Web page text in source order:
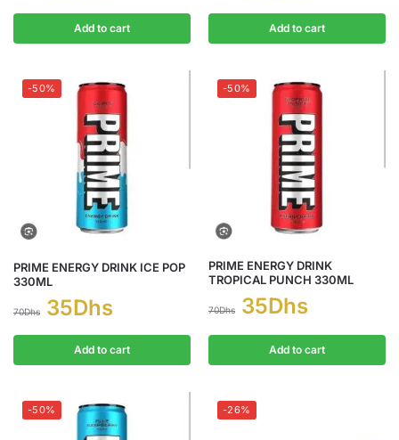
Add to cart Add to cart
-50%
PRIME ENERGY DRINK ICE POP
330ML
70Dhs 35Dhs
Add to cart
-50%
PRIME ENERGY DRINK
TROPICAL PUNCH 330ML
70Dhs 35Dhs
Add to cart
-50% -26%